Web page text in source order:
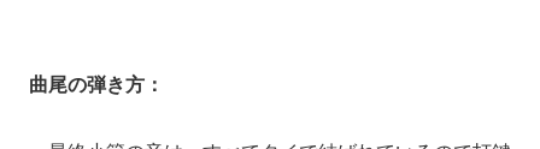
曲尾の弾き方：